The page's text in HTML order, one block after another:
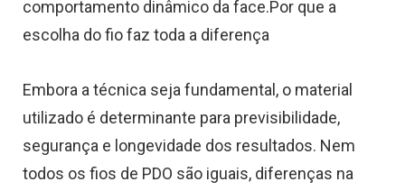
comportamento dinâmico da face.Por que a
escolha do fio faz toda a diferença
Embora a técnica seja fundamental, o material
utilizado é determinante para previsibilidade,
segurança e longevidade dos resultados. Nem
todos os fios de PDO são iguais, diferenças na